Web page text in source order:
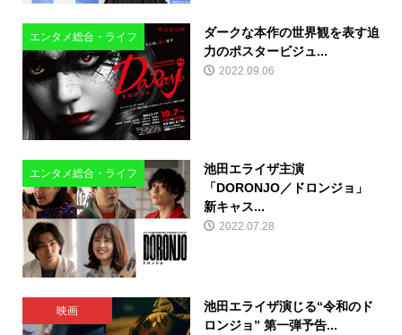
エンタメ総合・ライフ
ダークな本作の世界観を表す迫
力のポスタービジュ...
2022.09.06
エンタメ総合・ライフ
池田エライザ主演
「DORONJO／ドロンジョ」
新キャス...
2022.07.28
映画
池田エライザ演じる“令和のド
ロンジョ” 第一弾予告...